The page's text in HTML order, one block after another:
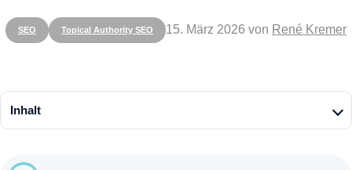
SEO Topical Authority SEO 15. März 2026 von René Kremer
Inhalt